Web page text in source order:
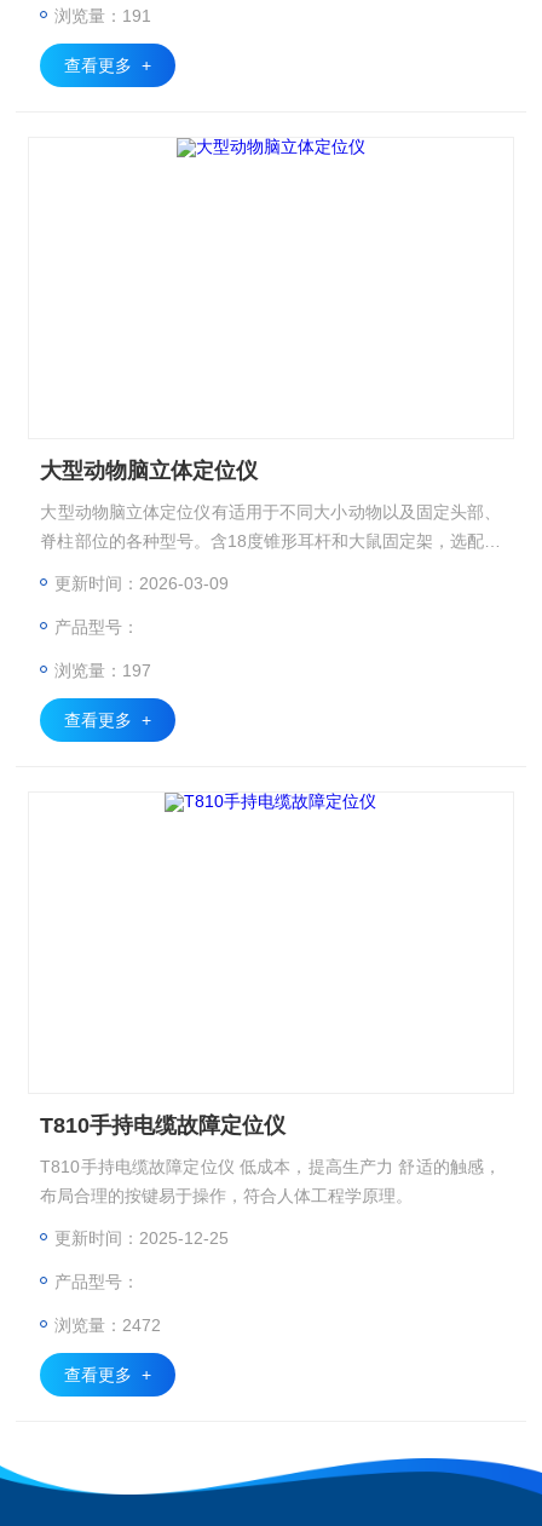
浏览量：191
查看更多 +
大型动物脑立体定位仪
大型动物脑立体定位仪有适用于不同大小动物以及固定头部、
脊柱部位的各种型号。含18度锥形耳杆和大鼠固定架，选配小
更新时间：2026-03-09
产品型号：
浏览量：197
查看更多 +
T810手持电缆故障定位仪
T810手持电缆故障定位仪 低成本，提高生产力 舒适的触感，
布局合理的按键易于操作，符合人体工程学原理。
更新时间：2025-12-25
产品型号：
浏览量：2472
查看更多 +